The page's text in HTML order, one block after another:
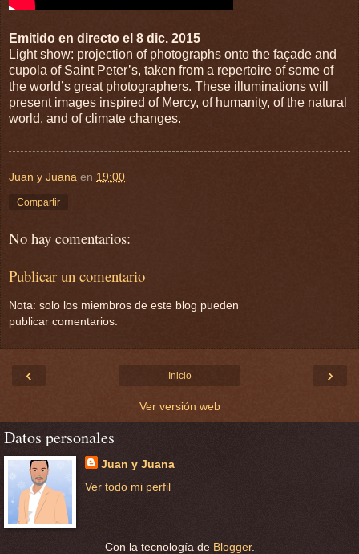
Emitido en directo el 8 dic. 2015
Light show: projection of photographs onto the façade and
cupola of Saint Peter’s, taken from a repertoire of some of
the world’s great photographers. These illuminations will
present images inspired of Mercy, of humanity, of the natural
world, and of climate changes.
Juan y Juana en 19:00
Compartir
No hay comentarios:
Publicar un comentario
Nota: solo los miembros de este blog pueden
publicar comentarios.
‹ ›
Inicio
Ver versión web
Datos personales
Juan y Juana
Ver todo mi perfil
Con la tecnología de Blogger.